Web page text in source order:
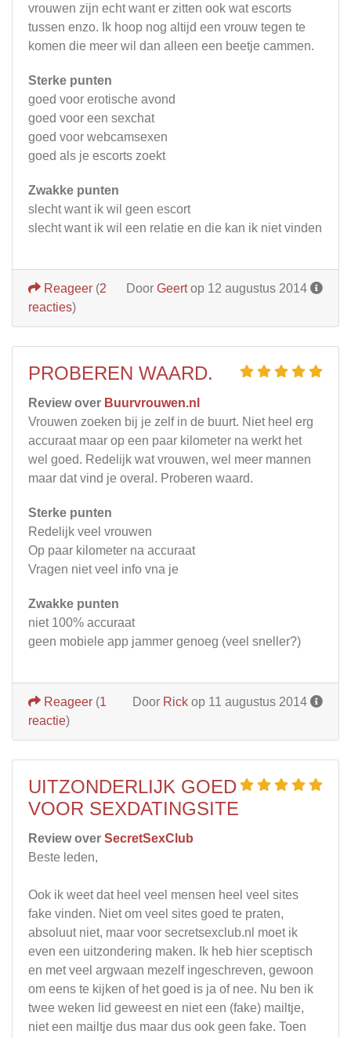
vrouwen zijn echt want er zitten ook wat escorts
tussen enzo. Ik hoop nog altijd een vrouw tegen te
komen die meer wil dan alleen een beetje cammen.
Sterke punten
goed voor erotische avond
goed voor een sexchat
goed voor webcamsexen
goed als je escorts zoekt
Zwakke punten
slecht want ik wil geen escort
slecht want ik wil een relatie en die kan ik niet vinden
Door Geertop 12 augustus 2014
Reageer (2
reacties)
PROBEREN WAARD.
Review over Buurvrouwen.nl
Vrouwen zoeken bij je zelf in de buurt. Niet heel erg
accuraat maar op een paar kilometer na werkt het
wel goed. Redelijk wat vrouwen, wel meer mannen
maar dat vind je overal. Proberen waard.
Sterke punten
Redelijk veel vrouwen
Op paar kilometer na accuraat
Vragen niet veel info vna je
Zwakke punten
niet 100% accuraat
geen mobiele app jammer genoeg (veel sneller?)
Door Rick op 11 augustus 2014
Reageer (1
reactie)
UITZONDERLIJK GOED
VOOR SEXDATINGSITE
Review over SecretSexClub
Beste leden,
Ook ik weet dat heel veel mensen heel veel sites
fake vinden. Niet om veel sites goed te praten,
absoluut niet, maar voor secretsexclub.nl moet ik
even een uitzondering maken. Ik heb hier sceptisch
en met veel argwaan mezelf ingeschreven, gewoon
om eens te kijken of het goed is ja of nee. Nu ben ik
twee weken lid geweest en niet een (fake) mailtje,
niet een mailtje dus maar dus ook geen fake. Toen